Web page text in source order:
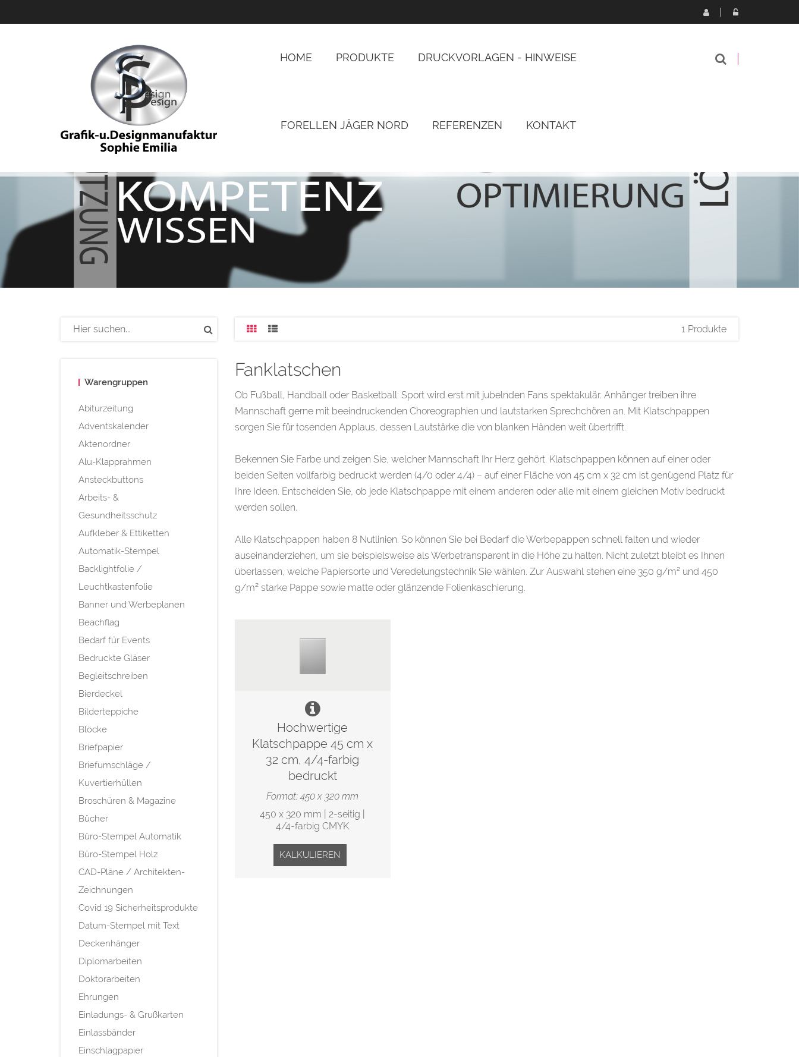
HOME PRODUKTE DRUCKVORLAGEN - HINWEISE
FORELLEN JÄGER NORD REFERENZEN KONTAKT
Warengruppen
Abiturzeitung
Adventskalender
Aktenordner
Alu-Klapprahmen
Ansteckbuttons
Arbeits- &
Gesundheitsschutz
Aufkleber & Ettiketten
Automatik-Stempel
Backlightfolie /
Leuchtkastenfolie
Banner und Werbeplanen
Beachflag
Bedarf für Events
Bedruckte Gläser
Begleitschreiben
Bierdeckel
Bilderteppiche
Blöcke
Briefpapier
Briefumschläge /
Kuvertierhüllen
Broschüren & Magazine
Bücher
Büro-Stempel Automatik
Büro-Stempel Holz
CAD-Pläne / Architekten-
Zeichnungen
Covid 19 Sicherheitsprodukte
Datum-Stempel mit Text
Deckenhänger
Diplomarbeiten
Doktorarbeiten
Ehrungen
Einladungs- & Grußkarten
Einlassbänder
Einschlagpapier
1 Produkte
Fanklatschen
Ob Fußball, Handball oder Basketball: Sport wird erst mit jubelnden Fans spektakulär. Anhänger treiben ihre
Mannschaft gerne mit beeindruckenden Choreographien und lautstarken Sprechchören an. Mit Klatschpappen
sorgen Sie für tosenden Applaus, dessen Lautstärke die von blanken Händen weit übertrifft.
Bekennen Sie Farbe und zeigen Sie, welcher Mannschaft Ihr Herz gehört. Klatschpappen können auf einer oder
beiden Seiten vollfarbig bedruckt werden (4/0 oder 4/4) – auf einer Fläche von 45 cm x 32 cm ist genügend Platz für
Ihre Ideen. Entscheiden Sie, ob jede Klatschpappe mit einem anderen oder alle mit einem gleichen Motiv bedruckt
werden sollen.
Alle Klatschpappen haben 8 Nutlinien. So können Sie bei Bedarf die Werbepappen schnell falten und wieder
auseinanderziehen, um sie beispielsweise als Werbetransparent in die Höhe zu halten. Nicht zuletzt bleibt es Ihnen
überlassen, welche Papiersorte und Veredelungstechnik Sie wählen. Zur Auswahl stehen eine 350 g/m² und 450
g/m² starke Pappe sowie matte oder glänzende Folienkaschierung.
Hochwertige
Klatschpappe 45 cm x
32 cm, 4/4-farbig
bedruckt
Format: 450 x 320 mm
450 x 320 mm | 2-seitig |
4/4-farbig CMYK
KALKULIEREN